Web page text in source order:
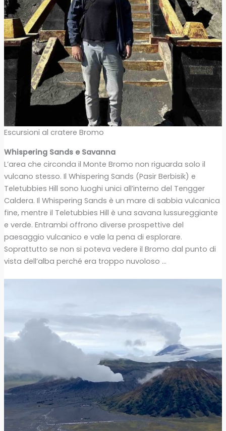
Escursioni al cratere Bromo
Whispering Sands e Savanna
L’area che circonda il Monte Bromo non riguarda solo il
vulcano stesso. Il Whispering Sands (Pasir Berbisik) e
Teletubbies Hill sono luoghi unici all’interno del Tengger
Caldera. Il Whispering Sands è un mare di sabbia vulcanica
fine, mentre il Teletubbies Hill è una savana lussureggiante
e verde. Entrambi offrono diverse prospettive del
paesaggio vulcanico e vale la pena di esplorare.
Soprattutto se non si poteva vedere il Bromo dal punto di
vista dell’alba perché era troppo nuvoloso …